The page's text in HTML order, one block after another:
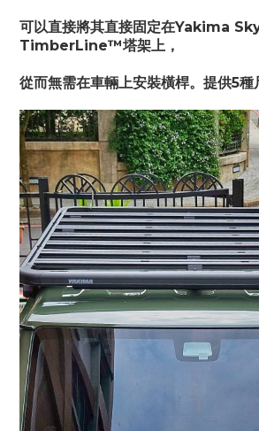
可以直接將其直接固定在Yakima
TimberLine™塔架上，
從而無需在車輛上安裝橫桿。提供5種